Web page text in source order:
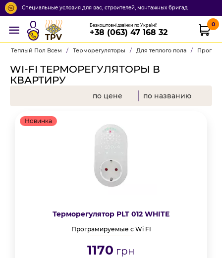
Специальные условия для вас, строителей, монтажных бригад
TPV
Безкоштовні дзвінки по Україні!
+38 (063) 47 168 32
0
Теплый Пол Всем / Терморегуляторы / Для теплого пола /
WI-FI ТЕРМОРЕГУЛЯТОРЫ В
КВАРТИРУ
по цене по названию
Новинка
Терморегулятор PLT 012 WHITE
Програмируемые с Wi FI
1170 грн